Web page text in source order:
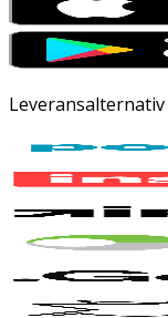
Leveransalternativ